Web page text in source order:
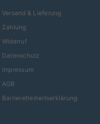
Versand & Lieferung
Zahlung
Widerruf
Datenschutz
Impressum
AGB
Barrierefreiheitserklärung